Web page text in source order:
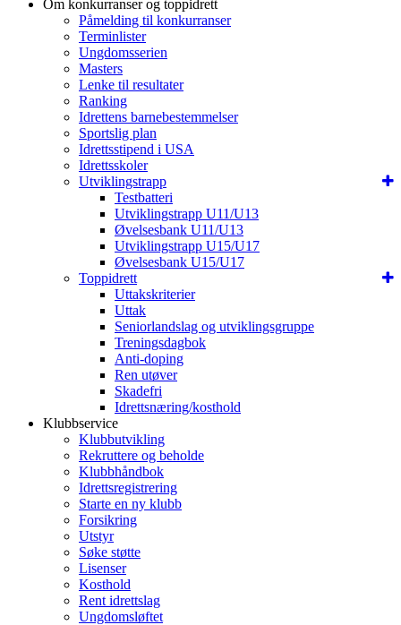
Om konkurranser og toppidrett
Påmelding til konkurranser
Terminlister
Ungdomsserien
Masters
Lenke til resultater
Ranking
Idrettens barnebestemmelser
Sportslig plan
Idrettsstipend i USA
Idrettsskoler
Utviklingstrapp
Testbatteri
Utviklingstrapp U11/U13
Øvelsesbank U11/U13
Utviklingstrapp U15/U17
Øvelsesbank U15/U17
Toppidrett
Uttakskriterier
Uttak
Seniorlandslag og utviklingsgruppe
Treningsdagbok
Anti-doping
Ren utøver
Skadefri
Idrettsnæring/kosthold
Klubbservice
Klubbutvikling
Rekruttere og beholde
Klubbhåndbok
Idrettsregistrering
Starte en ny klubb
Forsikring
Utstyr
Søke støtte
Lisenser
Kosthold
Rent idrettslag
Ungdomsløftet